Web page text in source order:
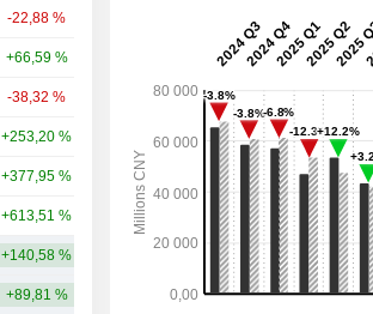
-22,88 %
+66,59 %
-38,32 % 19,07 Md
+253,20 % 20,11 Md
+377,95 % 17,51 Md
+613,51 % 19,25 Md
+140,58 %
+89,81 %